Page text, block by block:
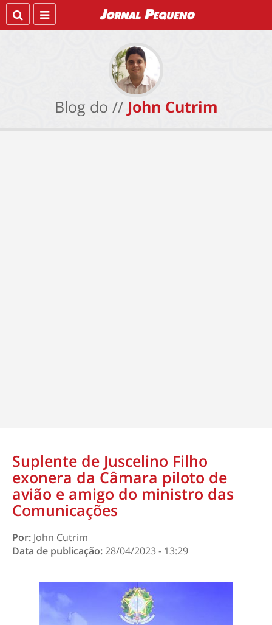
Blog do // John Cutrim
Suplente de Juscelino Filho
exonera da Câmara piloto de
avião e amigo do ministro das
Comunicações
Por: John Cutrim
Data de publicação:28/04/2023 - 13:29